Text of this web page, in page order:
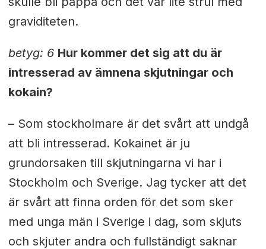
graviditeten.
betyg: 6 Hur kommer det sig att du är
intresserad av ämnena skjutningar och
kokain?
– Som stockholmare är det svårt att undgå
att bli intresserad. Kokainet är ju
grundorsaken till skjutningarna vi har i
Stockholm och Sverige. Jag tycker att det
är svårt att finna orden för det som sker
med unga män i Sverige i dag, som skjuts
och skjuter andra och fullständigt saknar